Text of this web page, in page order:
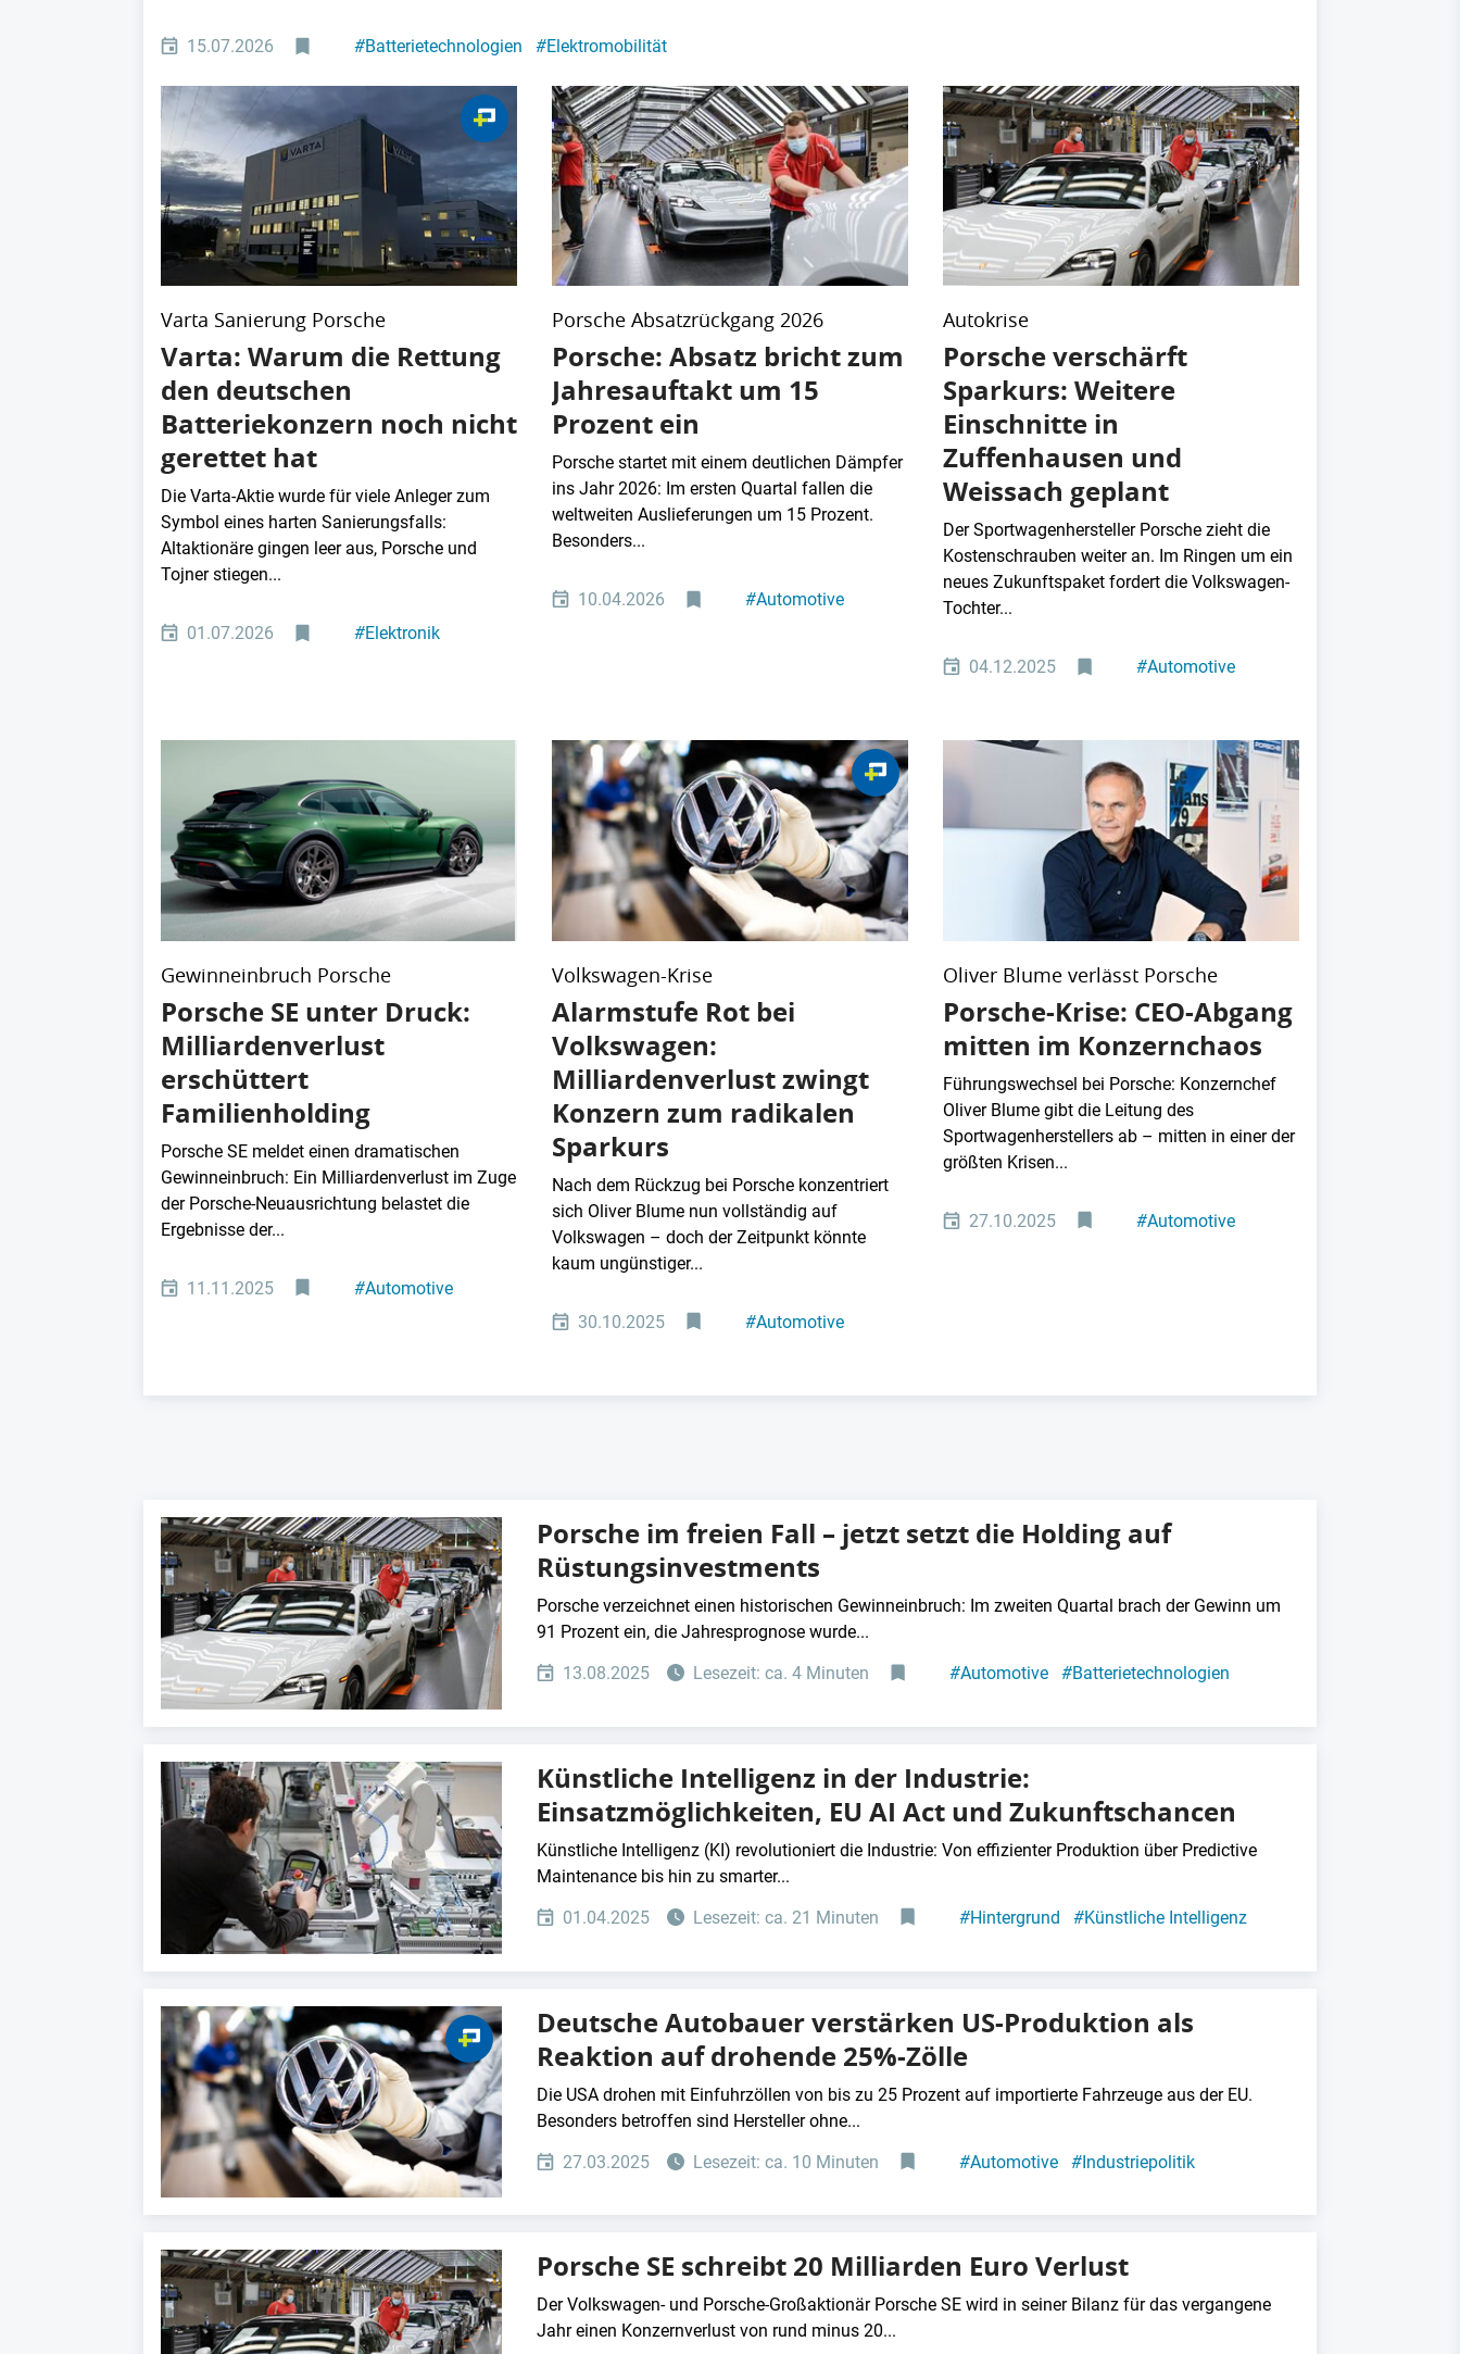
15.07.2026 #Batterietechnologien #Elektromobilität
Varta Sanierung Porsche
Varta: Warum die Rettung
den deutschen
Batteriekonzern noch nicht
gerettet hat
Die Varta-Aktie wurde für viele Anleger zum
Symbol eines harten Sanierungsfalls:
Altaktionäre gingen leer aus, Porsche und
Tojner stiegen...
01.07.2026 #Elektronik
Porsche Absatzrückgang 2026
Porsche: Absatz bricht zum
Jahresauftakt um 15
Prozent ein
Porsche startet mit einem deutlichen Dämpfer
ins Jahr 2026: Im ersten Quartal fallen die
weltweiten Auslieferungen um 15 Prozent.
Besonders...
10.04.2026 #Automotive
Autokrise
Porsche verschärft
Sparkurs: Weitere
Einschnitte in
Zuffenhausen und
Weissach geplant
Der Sportwagenhersteller Porsche zieht die
Kostenschrauben weiter an. Im Ringen um ein
neues Zukunftspaket fordert die Volkswagen-
Tochter...
04.12.2025 #Automotive
Gewinneinbruch Porsche
Porsche SE unter Druck:
Milliardenverlust
erschüttert
Familienholding
Porsche SE meldet einen dramatischen
Gewinneinbruch: Ein Milliardenverlust im Zuge
der Porsche-Neuausrichtung belastet die
Ergebnisse der...
11.11.2025 #Automotive
Volkswagen-Krise
Alarmstufe Rot bei
Volkswagen:
Milliardenverlust zwingt
Konzern zum radikalen
Sparkurs
Nach dem Rückzug bei Porsche konzentriert
sich Oliver Blume nun vollständig auf
Volkswagen – doch der Zeitpunkt könnte
kaum ungünstiger...
30.10.2025 #Automotive
Oliver Blume verlässt Porsche
Porsche-Krise: CEO-Abgang
mitten im Konzernchaos
Führungswechsel bei Porsche: Konzernchef
Oliver Blume gibt die Leitung des
Sportwagenherstellers ab – mitten in einer der
größten Krisen...
27.10.2025 #Automotive
Porsche im freien Fall – jetzt setzt die Holding auf
Rüstungsinvestments
Porsche verzeichnet einen historischen Gewinneinbruch: Im zweiten Quartal brach der Gewinn um
91 Prozent ein, die Jahresprognose wurde...
13.08.2025
Lesezeit: ca. 4 Minuten #Automotive #Batterietechnologien
Künstliche Intelligenz in der Industrie:
Einsatzmöglichkeiten, EU AI Act und Zukunftschancen
Künstliche Intelligenz (KI) revolutioniert die Industrie: Von effizienter Produktion über Predictive
Maintenance bis hin zu smarter...
01.04.2025
Lesezeit: ca. 21 Minuten #Hintergrund #Künstliche Intelligenz
Deutsche Autobauer verstärken US-Produktion als
Reaktion auf drohende 25%-Zölle
Die USA drohen mit Einfuhrzöllen von bis zu 25 Prozent auf importierte Fahrzeuge aus der EU.
Besonders betroffen sind Hersteller ohne...
27.03.2025
Lesezeit: ca. 10 Minuten #Automotive #Industriepolitik
Porsche SE schreibt 20 Milliarden Euro Verlust
Der Volkswagen- und Porsche-Großaktionär Porsche SE wird in seiner Bilanz für das vergangene
Jahr einen Konzernverlust von rund minus 20...